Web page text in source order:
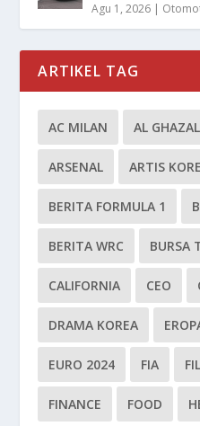
Agu 1, 2026 |
ARTIKEL TAG
AC MILAN AL
ARSENAL ARTIS
BERITA FORMULA 1
BERITA WRC BURSA
CALIFORNIA CEO
DRAMA KOREA
EURO 2024 FIA
FINANCE FOOD